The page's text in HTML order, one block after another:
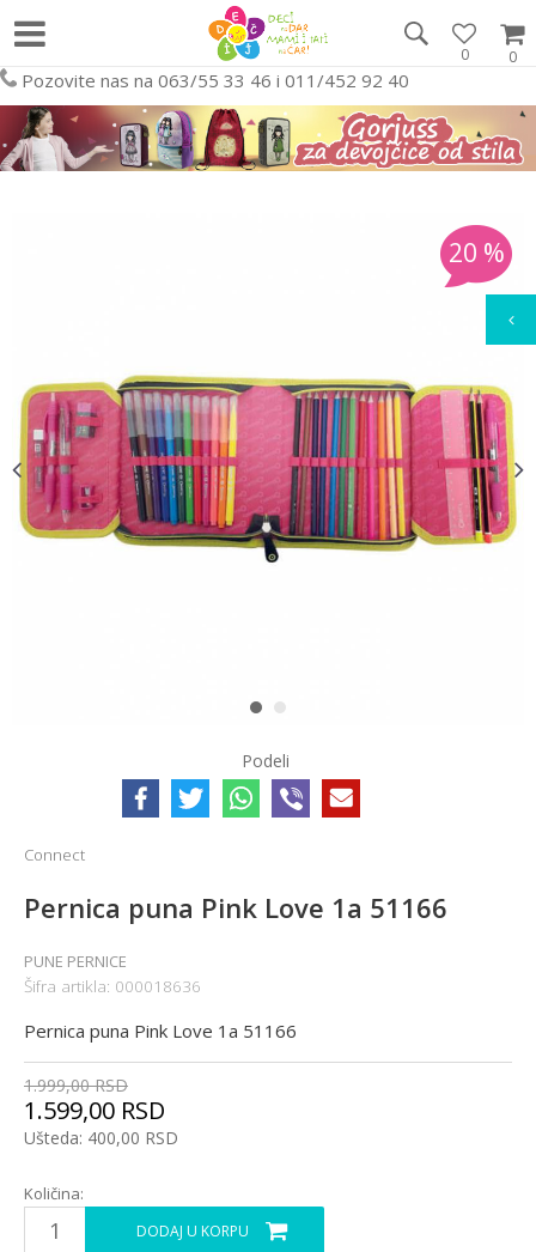
0
0
Pozovite nas na 063/55 33 46 i 011/452 92 40
1 2
20 %
Podeli
Connect
Pernica puna Pink Love 1a 51166
PUNE PERNICE
Šifra artikla: 000018636
Pernica puna Pink Love 1a 51166
1.999,00 RSD
1.599,00 RSD
Ušteda: 400,00 RSD
Količina:
DODAJ U KORPU